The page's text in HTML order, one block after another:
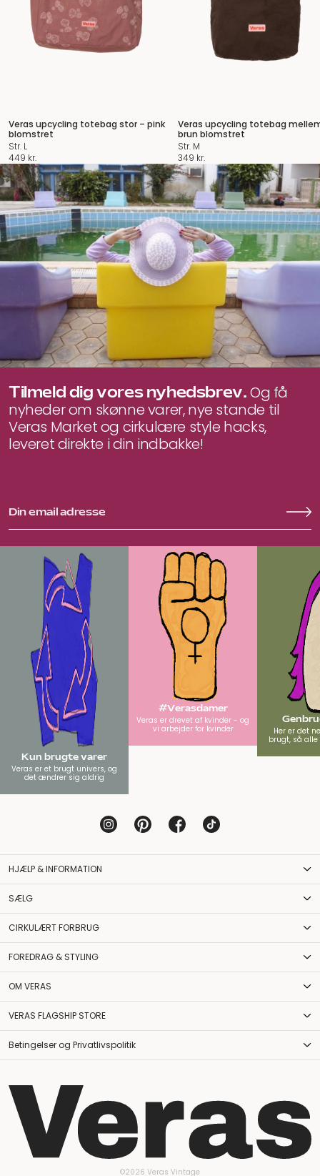
Veras upcycling totebag stor – pink
blomstret
Str. L
449 kr.
Veras upcycling totebag
brun blomstret
Str. M
349 kr.
Tilmeld dig vores nyhedsbrev.Og få
nyheder om skønne varer, nye stande til
Veras Market og cirkulære style hacks,
leveret direkte i din indbakke!
Kun brugte varer
Veras er et brugt univers, og
det ændrer sig aldrig
#Verasdamer
Veras er drevet af kvinder - og
vi arbejder for kvinder
Her er det
brugt, så
HJÆLP & INFORMATION
SÆLG
CIRKULÆRT FORBRUG
FOREDRAG & STYLING
OM VERAS
VERAS FLAGSHIP STORE
Betingelser og Privatlivspolitik
©2026 Veras Vintage